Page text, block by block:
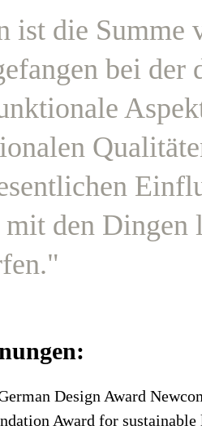
ist die Summe
bei der
den Dingen
Design Award
Award for